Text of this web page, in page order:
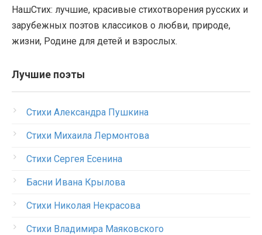
НашСтих: лучшие, красивые стихотворения русских и
зарубежных поэтов классиков о любви, природе,
жизни, Родине для детей и взрослых.
Лучшие поэты
Стихи Александра Пушкина
Стихи Михаила Лермонтова
Стихи Сергея Есенина
Басни Ивана Крылова
Стихи Николая Некрасова
Стихи Владимира Маяковского